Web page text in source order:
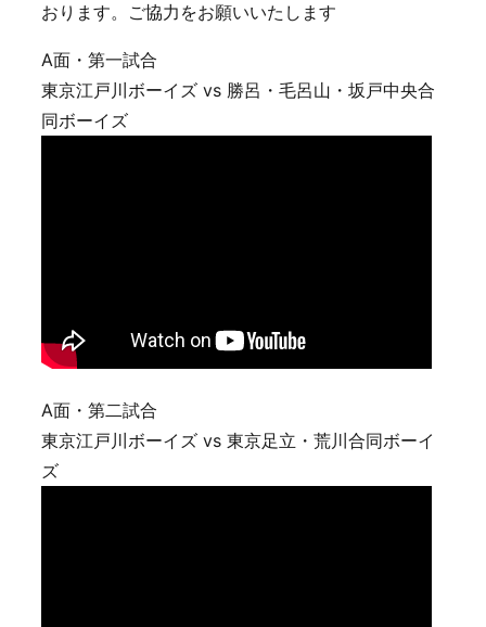
おります。ご協力をお願いいたします
A面・第一試合
東京江戸川ボーイズ vs 勝呂・毛呂山・坂戸中央合
同ボーイズ
A面・第二試合
東京江戸川ボーイズ vs 東京足立・荒川合同ボーイ
ズ